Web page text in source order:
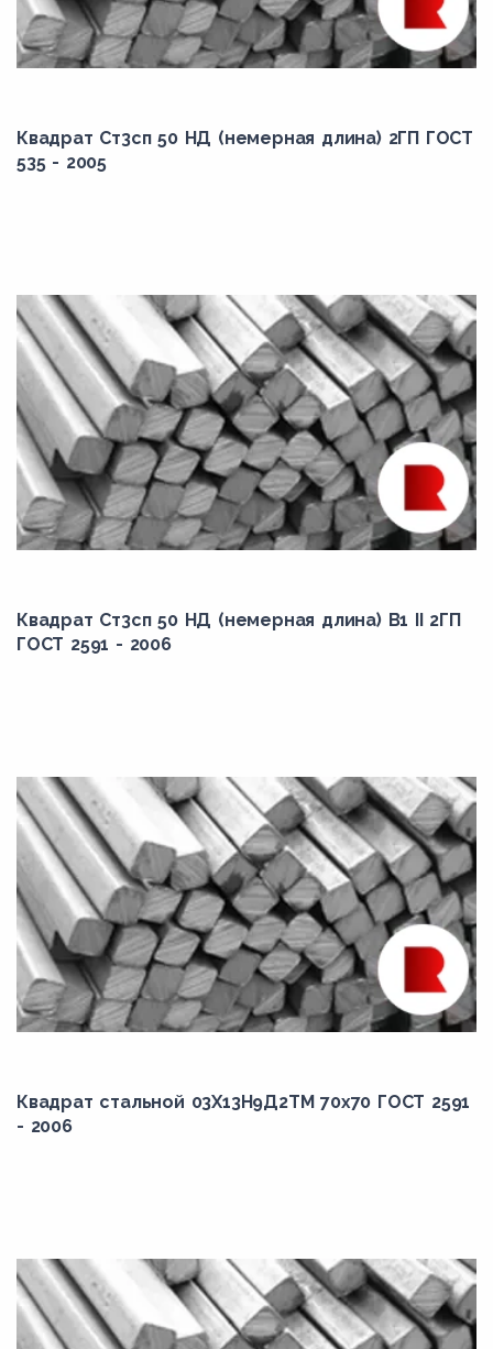
Квадрат Ст3сп 50 НД (немерная длина) 2ГП ГОСТ
535 - 2005
Квадрат Ст3сп 50 НД (немерная длина) В1 II 2ГП
ГОСТ 2591 - 2006
Квадрат стальной 03Х13Н9Д2ТМ 70x70 ГОСТ 2591
- 2006